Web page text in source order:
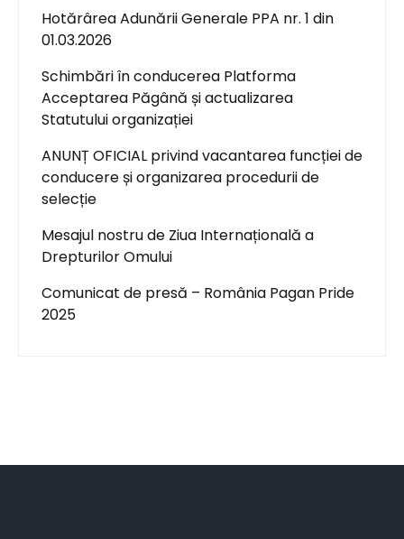
Hotărârea Adunării Generale PPA nr. 1 din
01.03.2026
Schimbări în conducerea Platforma
Acceptarea Păgână și actualizarea
Statutului organizației
ANUNȚ OFICIAL privind vacantarea funcției de
conducere și organizarea procedurii de
selecție
Mesajul nostru de Ziua Internațională a
Drepturilor Omului
Comunicat de presă – România Pagan Pride
2025